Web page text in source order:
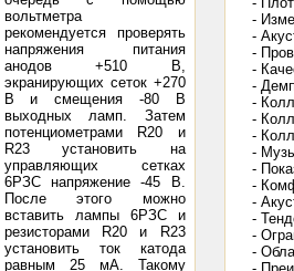
вольтметра
рекомендуется проверять
напряжения питания
анодов +510 В,
экранирующих сеток +270
В и смещения -80 В
выходных ламп. Затем
потенциометрами R20 и
R23 установить на
управляющих сетках
6РЗС напряжение -45 В.
После этого можно
вставить лампы 6РЗС и
резисторами R20 и R23
установить ток катода
равным 25 мА. Такому
-
-
-
-
-
-
-
-
-
-
-
-
-
-
-